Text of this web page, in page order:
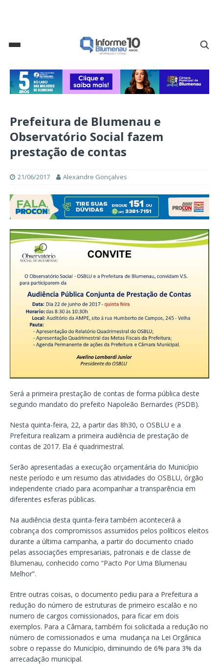
Prefeitura de Blumenau e
Observatório Social fazem
prestação de contas
21/06/2017 Alexandre Gonçalves
Será a primeira prestação de contas de forma pública deste
segundo mandato do prefeito Napoleão Bernardes (PSDB).
Nesta quinta-feira, 22, a partir das 8h30, o OSBLU e a
Prefeitura realizam a primeira audiência de prestação de
contas de 2017. Ela é quadrimestral.
Serão apresentadas a execução orçamentária do Município
neste período e um resumo das atividades do OSBLU, órgão
independente criado para acompanhar a transparência em
diferentes esferas públicas.
Na audiência desta quinta-feira também acontecerá a
cobrança dos compromissos assumidos pelos políticos eleitos
durante a última campanha, a partir do documento criado
pelas associações empresariais, patronais e de classe de
Blumenau, conhecido como “Pacto Por Uma Blumenau
Melhor”.
Entre outras coisas, o documento pediu para a Prefeitura a
redução do número de estruturas de primeiro escalão e no
numero de cargos comissionados, para ficar em dois
exemplos. Para a Câmara, também foi solicitada a redução no
número de comissionados e uma mudança na Lei Orgânica
sobre o repasse do Município, diminuindo de 6% para 3% da
arrecadação municipal.